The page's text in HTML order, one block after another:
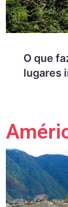
O que
lugares